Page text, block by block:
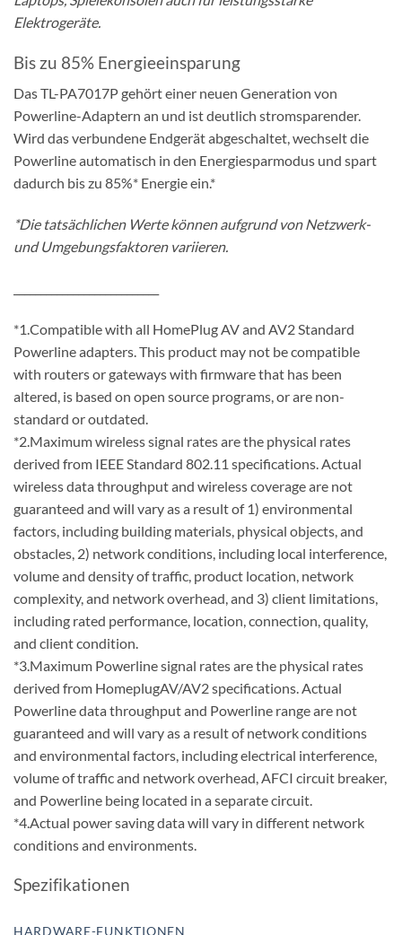
Elektrogeräte.
Bis zu 85% Energieeinsparung
Das TL-PA7017P gehört einer neuen Generation von
Powerline-Adaptern an und ist deutlich stromsparender.
Wird das verbundene Endgerät abgeschaltet, wechselt die
Powerline automatisch in den Energiesparmodus und spart
dadurch bis zu 85%* Energie ein.*
*Die tatsächlichen Werte können aufgrund von Netzwerk-
und Umgebungsfaktoren variieren.
*1.Compatible with all HomePlug AV and AV2 Standard
Powerline adapters. This product may not be compatible
with routers or gateways with firmware that has been
altered, is based on open source programs, or are non-
standard or outdated.
*2.Maximum wireless signal rates are the physical rates
derived from IEEE Standard 802.11 specifications. Actual
wireless data throughput and wireless coverage are not
guaranteed and will vary as a result of 1) environmental
factors, including building materials, physical objects, and
obstacles, 2) network conditions, including local interference,
volume and density of traffic, product location, network
complexity, and network overhead, and 3) client limitations,
including rated performance, location, connection, quality,
and client condition.
*3.Maximum Powerline signal rates are the physical rates
derived from HomeplugAV/AV2 specifications. Actual
Powerline data throughput and Powerline range are not
guaranteed and will vary as a result of network conditions
and environmental factors, including electrical interference,
volume of traffic and network overhead, AFCI circuit breaker,
and Powerline being located in a separate circuit.
*4.Actual power saving data will vary in different network
conditions and environments.
Spezifikationen
HARDWARE-FUNKTIONEN